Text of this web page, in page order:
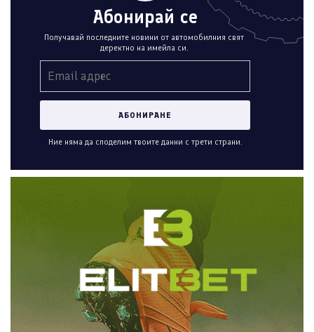
Абонирай се
Получавай последните новини от автомобилния свят
деректно на имейла си.
Ние няма да споделим твоите данни с трети страни.